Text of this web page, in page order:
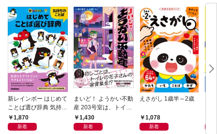
新レインボー はじめて
ことば選び辞典 気持ち
のことば
1,870
新着
まいど！ ようかい不動
産 203号室は、トイレ
の花子さんの部屋？
1,430
新着
えさがし 1歳半～2歳
1,078
新着